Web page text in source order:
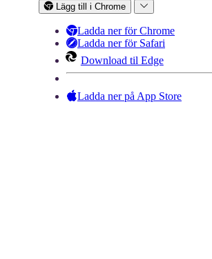
Lägg till i Chrome
Ladda ner för Chrome
Ladda ner för Safari
Download til Edge
Ladda ner på App Store